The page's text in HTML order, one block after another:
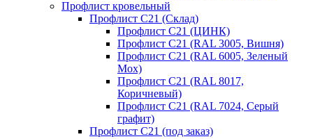
Профлист кровельный
Профлист С21 (Склад)
Профлист С21 (ЦИНК)
Профлист С21 (RAL 3005, Вишня)
Профлист С21 (RAL 6005, Зеленый
Мох)
Профлист С21 (RAL 8017,
Коричневый)
Профлист С21 (RAL 7024, Серый
графит)
Профлист С21 (под заказ)